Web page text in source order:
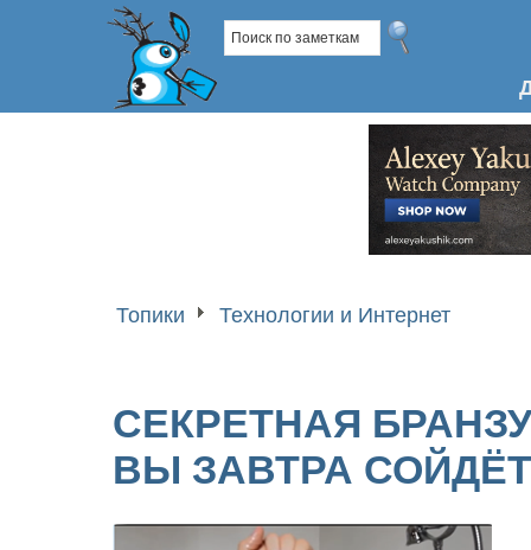
Топики Технологии и Интернет
СЕКРЕТНАЯ
ВЫ ЗАВТРА